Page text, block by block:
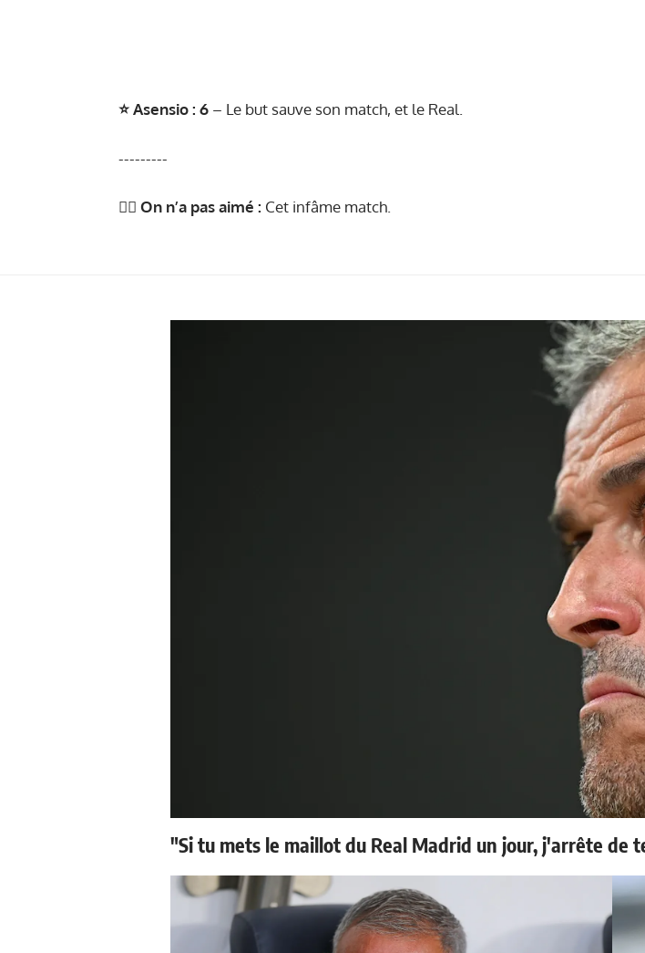
⭐️Asensio : 6 – Le but sauve son match, et le Real.
---------
👎🏻 On n’a pas aimé : Cet infâme match.
"Si tu mets le maillot du Real Madrid un jour, j'arrête de